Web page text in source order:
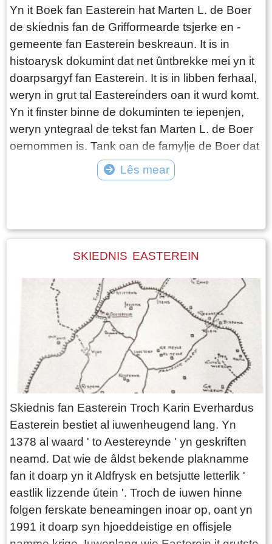
Yn it Boek fan Easterein hat Marten L. de Boer
de skiednis fan de Grifformearde tsjerke en -
gemeente fan Easterein beskreaun. It is in
histoarysk dokumint dat net ûntbrekke mei yn it
doarpsargyf fan Easterein. It is in libben ferhaal,
weryn in grut tal Eastereinders oan it wurd komt.
Yn it finster binne de dokuminten te iepenjen,
weryn yntegraal de tekst fan Marten L. de Boer
oernommen is. Tank oan de famylje de Boer dat
hja tastimming jûn ha om it Boek Easterein as
dokumintaasje foar it argyf brûke te meien. De
fan libbene minsken, dat mooglik troch elkenien
oer de Grifformearde Tsjerke fan Easterein
beskriuwt de skiednis fan dy tsjerke fan it begjin
fan har ûntstean yn 1888 ôf oant 1985 ta. Doe
gyng de gemeente in soarte fan federatyfferbân
(S.O.W.) oan mei de Herfoarme Gemeente. It
haadstik mei it neamen fan in tal oarsaken dy't
ta it stiftsjen fan in eigen gemeente, neist de
Herfoarme, laat hawwe. Dêrnei wurdt oan de
hân fan sitaten uit en it talochtsjen op
tsjerkeriedsoantekens in byld jûn üt de earste
fyftich jier fan it 'deistige en sneinske' libben mei
syn hichte- en lichtepunten. Wy folgje de
dûmnys dyt komme en gean en jouwe oan op
hokfoar wize se har ynfloed op it tsjerklik
libbenjilde lieten. Nijsgjirrige gegevens üt de
oantekens, setten wy yn in kaderke. De âlderein
Lês mear
SKIEDNIS EASTEREIN
Skiednis fan Easterein Troch Karin Everhardus
Easterein bestiet al iuwenheugend lang. Yn
1378 al waard ' to Aestereynde ' yn geskriften
neamd. Dat wie de âldst bekende plaknamme
fan it doarp yn it Aldfrysk en betsjutte letterlik '
eastlik lizzende útein '. Troch de iuwen hinne
folgen ferskate beneamingen inoar op, oant yn
1991 it doarp syn hjoeddeistige en offisjele